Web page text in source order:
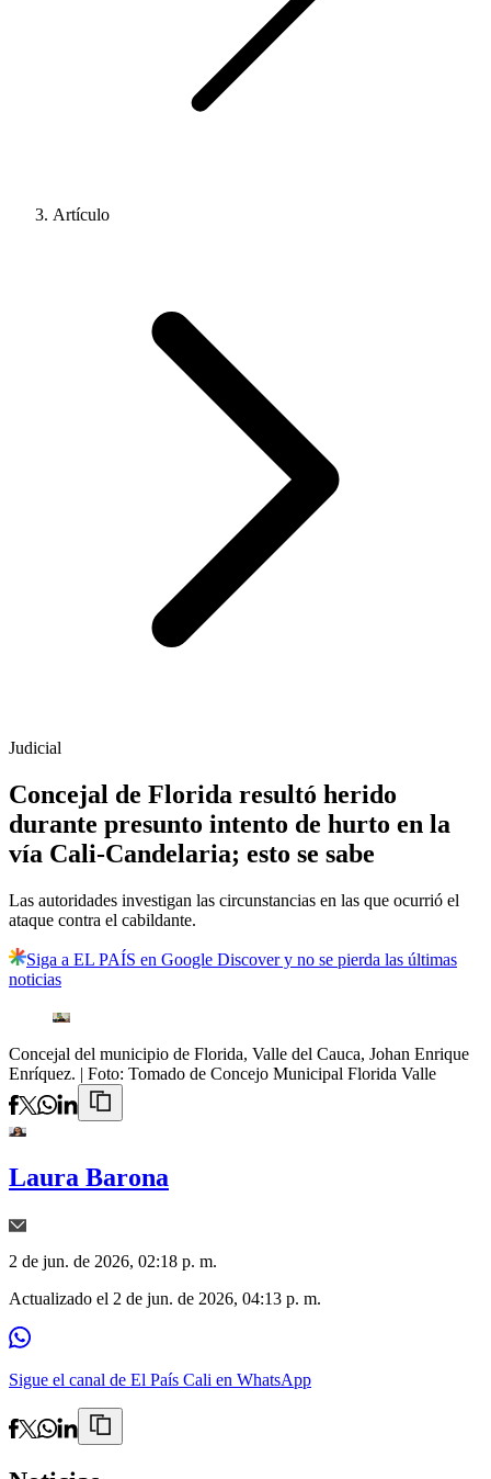
Artículo
Judicial
Concejal de Florida resultó herido
durante presunto intento de hurto en la
vía Cali-Candelaria; esto se sabe
Las autoridades investigan las circunstancias en las que ocurrió el
ataque contra el cabildante.
Siga a EL PAÍS en Google Discover y no se pierda las últimas
noticias
Concejal del municipio de Florida, Valle del Cauca, Johan Enrique
Enríquez. | Foto: Tomado de Concejo Municipal Florida Valle
Laura Barona
2 de jun. de 2026, 02:18 p. m.
Actualizado el 2 de jun. de 2026, 04:13 p. m.
Sigue el canal de El País Cali en WhatsApp